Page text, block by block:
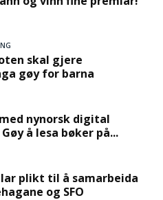
skal gjere
gøy for barna
nynorsk digital
å lesa bøker på...
plikt til å samarbeida
og SFO